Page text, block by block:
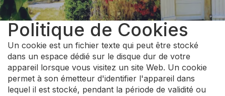
Politique de Cookies
Un cookie est un fichier texte qui peut être stocké
dans un espace dédié sur le disque dur de votre
appareil lorsque vous visitez un site Web. Un cookie
permet à son émetteur d'identifier l'appareil dans
lequel il est stocké, pendant la période de validité ou